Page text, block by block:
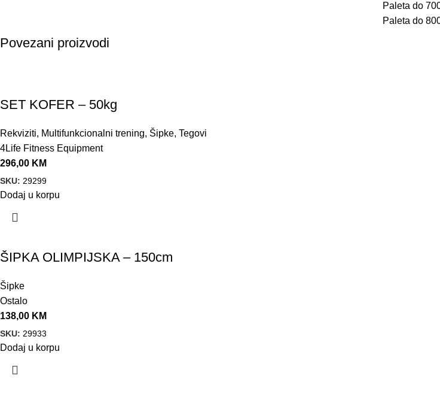
Paleta do
Paleta do
Povezani proizvodi
SET KOFER – 50kg
Rekviziti, Multifunkcionalni trening, Šipke, Tegovi
4Life Fitness Equipment
296,00 KM
SKU: 29299
Dodaj u korpu
ŠIPKA OLIMPIJSKA – 150cm
Šipke
Ostalo
138,00 KM
SKU: 29933
Dodaj u korpu